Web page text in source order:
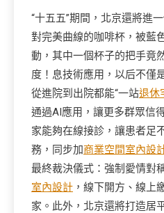
“十五五”期間，北京還將進
對完美曲線的咖啡杯，被藍
動，其中一個杯子的把手竟
度！息技術應用，以后不僅
從進院到出院都能“一站退休
通過AI應用，讓更多群眾信
家能夠在線接診，讓患者足
務，同步加商業空間室內設
最終裁決儀式：強制愛情對
室內設計 ，線下開方、線上
家。此外，北京還將打造居